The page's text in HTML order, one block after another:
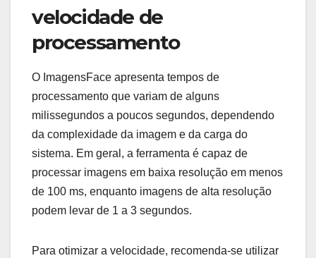
velocidade de
processamento
O ImagensFace apresenta tempos de
processamento que variam de alguns
milissegundos a poucos segundos, dependendo
da complexidade da imagem e da carga do
sistema. Em geral, a ferramenta é capaz de
processar imagens em baixa resolução em menos
de 100 ms, enquanto imagens de alta resolução
podem levar de 1 a 3 segundos.
Para otimizar a velocidade, recomenda-se utilizar